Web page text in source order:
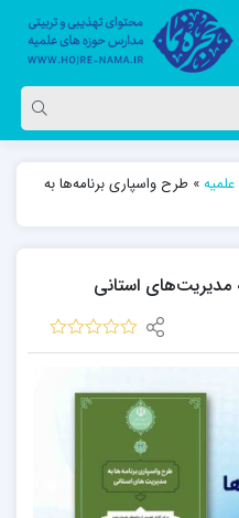
» طرح واسپاری برنامه‌ها به
مدیریت‌های استانی